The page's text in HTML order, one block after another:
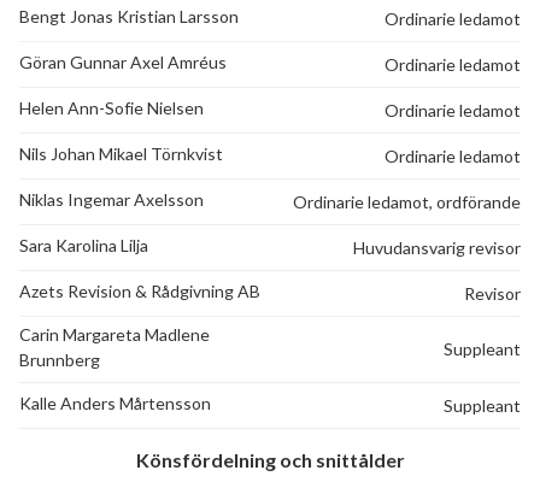
Bengt Jonas Kristian Larsson Ordinarie ledamot
Göran Gunnar Axel Amréus Ordinarie ledamot
Helen Ann-Sofie Nielsen Ordinarie ledamot
Nils Johan Mikael Törnkvist Ordinarie ledamot
Niklas Ingemar Axelsson Ordinarie ledamot, ordförande
Sara Karolina Lilja Huvudansvarig revisor
Azets Revision & Rådgivning AB
Revisor
Carin Margareta Madlene
Brunnberg
Suppleant
Kalle Anders Mårtensson Suppleant
Könsfördelning och snittålder